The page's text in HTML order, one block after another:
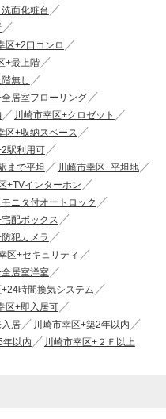
面化粧台
区+2口コンロ
+最上階
無し
居室フローリング
川崎市幸区+クロゼット
区+収納スペース
駅利用可
まで平坦
川崎市幸区+平坦地
+TVインターホン
ニタ付オートロック
配ボックス
犯カメラ
区+セキュリティ
居室洋室
時間換気システム
区+即入居可
入居
川崎市幸区+築2年以内
年以内 川崎市幸区+２Ｆ以上